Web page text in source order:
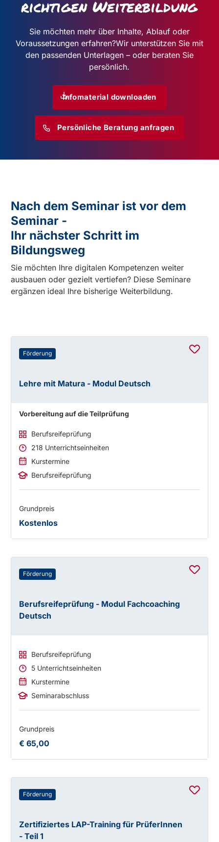
richtigen Weiterbildung
Sie möchten mehr über Inhalte, Ablauf oder
Voraussetzungen erfahren?Wir unterstützen Sie mit
den passenden Unterlagen – oder beraten Sie
persönlich.
Infomaterial downloaden
Persönliche Beratung anfragen
Nach dem Seminar ist vor dem
Seminar -
Ihr nächster Schritt im
Bildungsweg
Sie möchten Ihre digitalen Kompetenzen weiter
ausbauen oder gezielt vertiefen? Diese Seminare
ergänzen ideal Ihre bisherige Weiterbildung.
Förderung
Lehre mit Matura - Modul Deutsch
Vorbereitung auf die Teilprüfung
Berufsreifeprüfung
218 Unterrichtseinheiten
Kurstermine
Berufsreifeprüfung
Grundpreis
Kostenlos
Förderung
Berufsreifeprüfung - Modul Fachcoaching
Deutsch
Berufsreifeprüfung
5 Unterrichtseinheiten
Kurstermine
Seminarabschluss
Grundpreis
€ 65,00
Förderung
Zertifiziertes LAP-Training für PrüferInnen
- Teil 1